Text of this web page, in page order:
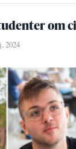
om
2024